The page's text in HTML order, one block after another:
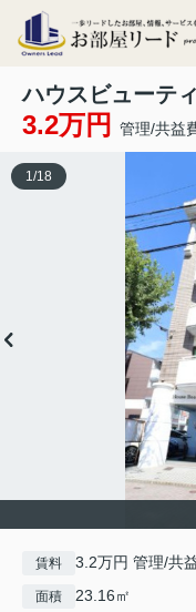
ハウスビューテ
3.2万円 管理/共益
1 /18
賃料 3.2万円 管理/共
面積 23.16㎡